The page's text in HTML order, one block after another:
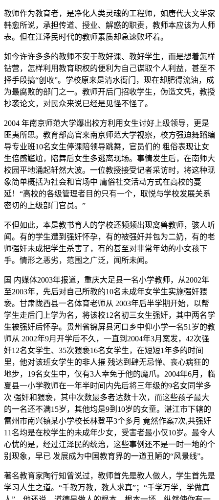
教师作为教育者，是净化人类灵魂的工程师，如唐代大文学家
韩愈所说，承担传道、授业、解惑的职责，教师本应该为人师
表。但在江泽民时代的教师素质却急速败坏着。
如今许许多多的教师不安于教好课、教好学生，而是想着怎样
钻营，怎样利用教育职权的便利为自己谋取个人利益，甚至不
择手段搞“创收”。学校原来是清水衙门，现在却肥得流油，成
为最腐败的部门之一。教师开后门招收学生，伪造文凭，教授
抄袭论文，对民众来说已经是见怪不怪了。
2004 年南京师范大学爆出校方利用女生讨好上级领导，更是
匪夷所思。教育部高官来南京师范大学视察，校方强迫舞蹈编
导专业班10名女生停课陪领导跳舞，官员们的 粗俗表现让女
生倍感尴尬，陪舞后女生多逃离现场。事情发生后，在南师大
校园平地涌起轩然大波。一位教授接受记者采访时，将这种现
象简单概括为社会和官场中 庸俗社交活动方式在高校的蔓
延！“高校的各级管理者目的只有一个，取悦与学校发展关系
密切的上级部门官员。”
不但如此，本是教书育人的学校还频频出现禽兽教师，骇人听
闻。有的学生遭到强奸怀孕，有的被强奸并包为二奶，有的老
师强奸未成把学生杀害了，有的甚至对非常年幼的小女孩下
手。情形之恶劣，范围之广泛，闻所未闻。
国 内媒体2003年报道，重庆大足县一名小学教师，从2002年
至2003年，先后对自己所教的10名未成年女学生实施强奸猥
亵。甘肃陇西县一名体育老师从 2003年后半学期开始，以帮
学生走后门上学为名，将该校12名初三女生强奸，其中两名学
生被强奸后怀孕。贵州省锦屏县河口乡中仰小学一名51岁的教
师从 2002年9月开学后不久，一直到2004年3月案发，42次强
奸12名女学生、35次猥亵16名女学生，在短短1年多的时间
里，他对该班女学生的非人摧 残达到肆无忌惮、丧心病狂的
地步，19名女生中，仅有3人幸免于他的魔爪。2004年6月，临
夏县一小学教师在一年半时间内先后将三年级的9名女同学多
次 强奸和猥亵，其中次数最多者达数十次，而这些孩子最大
的一名还不满15岁，其他均是9到10岁的女童。湛江市下辖的
雷州市南兴镇某小学校长林登平3个多月 竟然作案7次,共强奸
11名均是在校学生的未成年少女，受害者最小仅10岁。最令人
心忧的是，经过江泽民的统治，这些事例还不是一时一地的个
别现象，早已 发展成为中国教育界的一道丑陋的“风景线”。
著名教育家陶行知曾说过，教师首先是教人做人，学生首先是
学习人生之道。“千教万教，教人求真”；“千学万学，学做真